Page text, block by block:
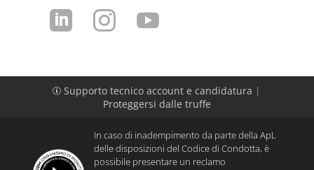
  
p Supporto tecnico account e candidatura |
Proteggersi dalle truffe
In caso di inadempimento da parte della ApL
delle disposizioni del Codice di Condotta, è
possibile presentare un reclamo